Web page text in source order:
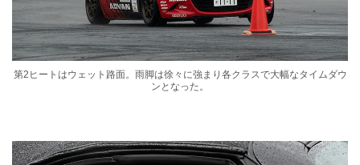
第2ヒートはウェット路面。雨脚は徐々に強まり各クラスで大幅なタイムダウ
ンとなった。